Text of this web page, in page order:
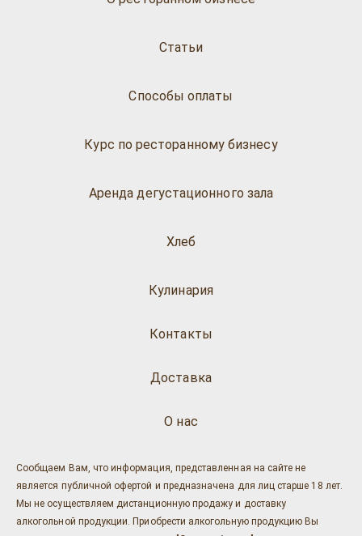
Статьи
Способы оплаты
Курс по ресторанному бизнесу
Аренда дегустационного зала
Хлеб
Кулинария
О нас
Доставка
Контакты
Сообщаем Вам, что информация, представленная на сайте не
является публичной офертой и предназначена для лиц старше 18 лет.
Мы не осуществляем дистанционную продажу и доставку
алкогольной продукции. Приобрести алкогольную продукцию Вы